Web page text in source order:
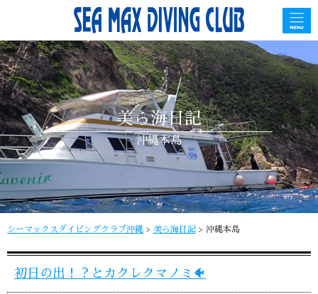
美ら海日記
沖縄本島
シーマックスダイビングクラブ沖縄 > 美ら海日記 > 沖縄本島
初日の出！？とカクレクマノミ🐠